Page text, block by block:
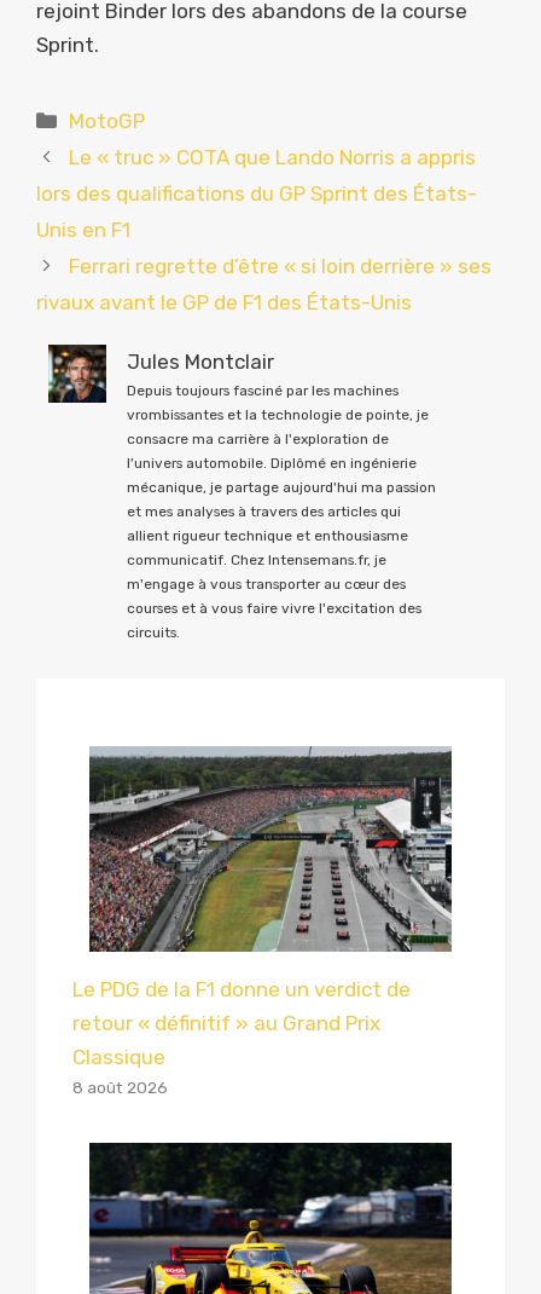
rejoint Binder lors des abandons de la course
Sprint.
Catégories
MotoGP
Le « truc » COTA que Lando Norris a appris
lors des qualifications du GP Sprint des États-
Unis en F1
Ferrari regrette d’être « si loin derrière » ses
rivaux avant le GP de F1 des États-Unis
Jules Montclair
Depuis toujours fasciné par les machines
vrombissantes et la technologie de pointe, je
consacre ma carrière à l'exploration de
l'univers automobile. Diplômé en ingénierie
mécanique, je partage aujourd'hui ma passion
et mes analyses à travers des articles qui
allient rigueur technique et enthousiasme
communicatif. Chez Intensemans.fr, je
m'engage à vous transporter au cœur des
courses et à vous faire vivre l'excitation des
circuits.
Le PDG de la F1 donne un verdict de
retour « définitif » au Grand Prix
Classique
8 août 2026